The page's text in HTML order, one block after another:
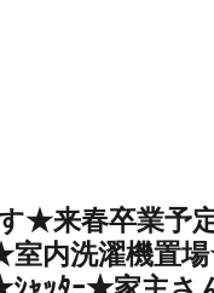
★来春卒業予
内洗濯機置